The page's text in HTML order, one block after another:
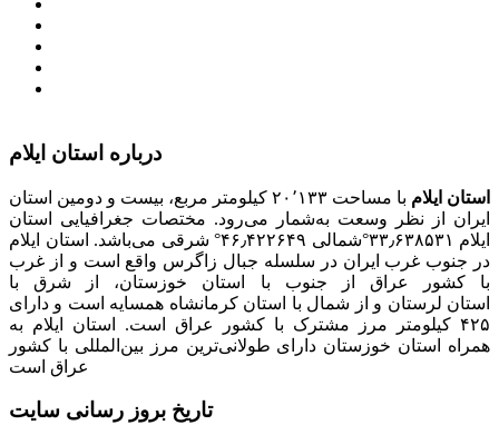
درباره استان ایلام
استان ایلام
با مساحت ۲۰٬۱۳۳ کیلومتر مربع، بیست و دومین استان
ایران از نظر وسعت به‌شمار می‌رود. مختصات جغرافیایی استان
ایلام ۳۳٫۶۳۸۵۳۱°شمالی ۴۶٫۴۲۲۶۴۹° شرقی می‌باشد. استان ایلام
در جنوب غرب ایران در سلسله جبال زاگرس واقع است و از غرب
با کشور عراق از جنوب با استان خوزستان، از شرق با
استان لرستان و از شمال با استان کرمانشاه همسایه است و دارای
۴۲۵ کیلومتر مرز مشترک با کشور عراق است. استان ایلام به
همراه استان خوزستان دارای طولانی‌ترین مرز بین‌المللی با کشور
عراق است
تاریخ بروز رسانی سایت